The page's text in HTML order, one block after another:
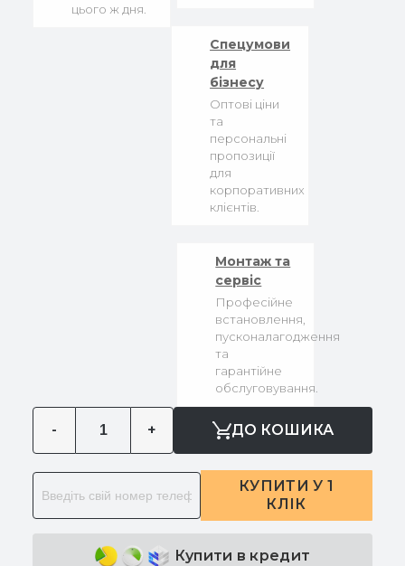
цього ж дня.
Спецумови
для
бізнесу
Оптові ціни
та
персональні
пропозиції
для
корпоративних
клієнтів.
Монтаж та
сервіс
Професійне
встановлення,
пусконалагодження
та
гарантійне
обслуговування.
- + ДО КОШИКА
КУПИТИ У 1
КЛІК
Купити в кредит